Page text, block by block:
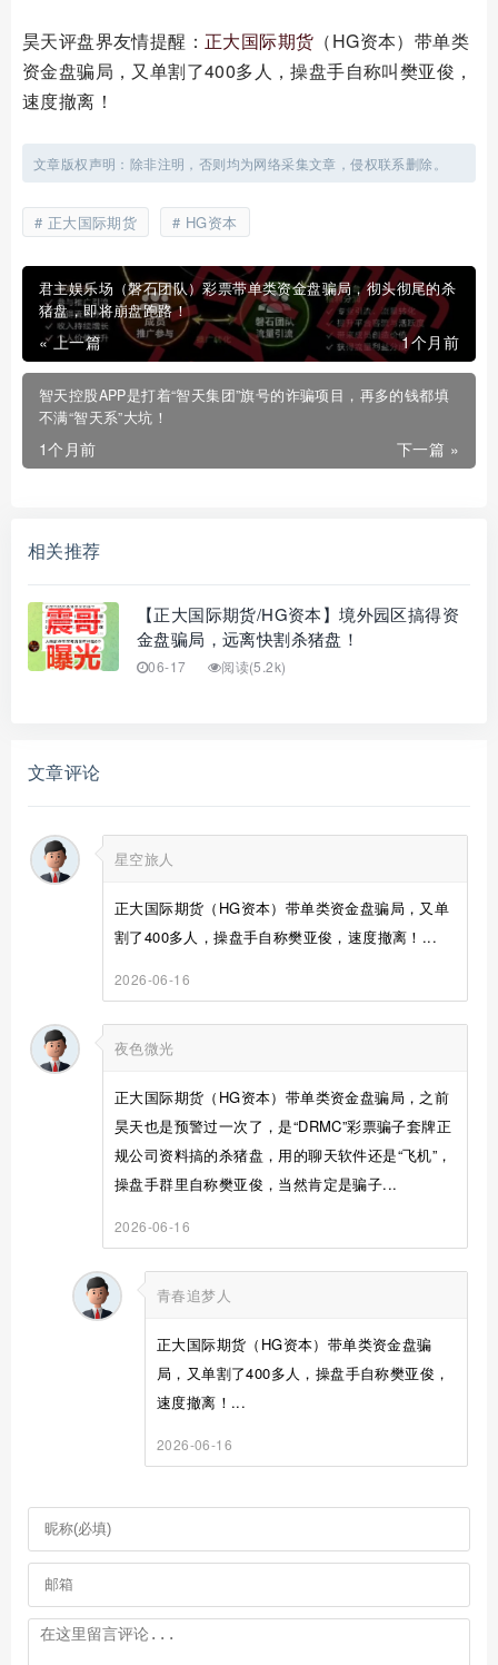
昊天评盘界友情提醒： 正大国际期货 （HG资本）带单类
资金盘骗局，又单割了400多人，操盘手自称叫樊亚俊，
速度撤离！
文章版权声明：除非注明，否则均为网络采集文章，侵权联系删除。
正大国际期货 HG资本
君主娱乐场（磐石团队）彩票带单类资金盘骗局，彻头彻尾的杀
猪盘，即将崩盘跑路！
« 上一篇 1个月前
智天控股APP是打着“智天集团”旗号的诈骗项目，再多的钱都填
不满“智天系”大坑！
下一篇 »
1个月前
相关推荐
【正大国际期货/HG资本】境外园区搞得资
金盘骗局，远离快割杀猪盘！
06-17 阅读(5.2k)
文章评论
星空旅人
正大国际期货（HG资本）带单类资金盘骗局，又单
割了400多人，操盘手自称樊亚俊，速度撤离！...
2026-06-16
夜色微光
正大国际期货（HG资本）带单类资金盘骗局，之前
昊天也是预警过一次了，是“DRMC”彩票骗子套牌正
规公司资料搞的杀猪盘，用的聊天软件还是“飞机”，
操盘手群里自称樊亚俊，当然肯定是骗子...
2026-06-16
青春追梦人
正大国际期货（HG资本）带单类资金盘骗
局，又单割了400多人，操盘手自称樊亚俊，
速度撤离！...
2026-06-16